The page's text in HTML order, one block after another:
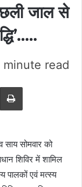
जाल से
read
via Email Print
साय सोमवार को
शिविर में शामिल
पालकों एवं मत्स्य